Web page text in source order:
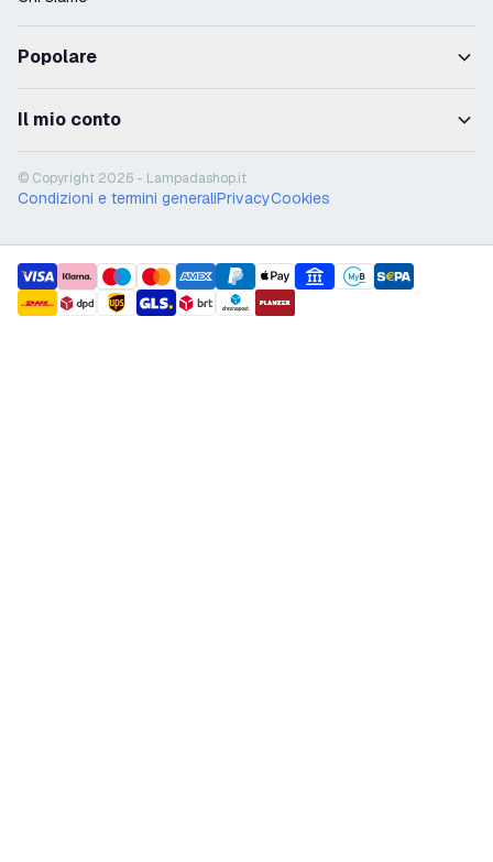
Popolare
Il mio conto
© Copyright 2026 - Lampadashop.it
Condizioni e termini generaliPrivacyCookies
payment methods
shipment methods